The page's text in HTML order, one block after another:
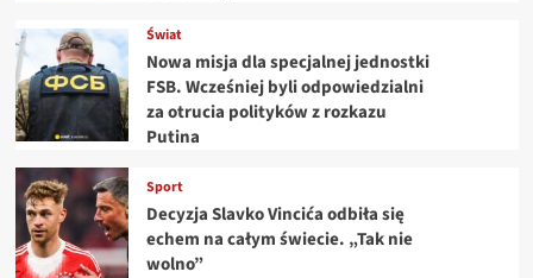
Świat
Nowa misja dla specjalnej jednostki
FSB. Wcześniej byli odpowiedzialni
za otrucia polityków z rozkazu
Putina
Sport
Decyzja Slavko Vincića odbiła się
echem na całym świecie. „Tak nie
wolno”